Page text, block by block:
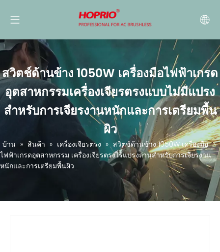
สวิตช์ด้านข้าง 1050W เครื่องมือไฟฟ้าเกรด
อุตสาหกรรมเครื่องเจียรตรงแบบไม่มีแปรง
สำหรับการเจียรงานหนักและการเตรียมพื้น
ผิว
บ้าน » สินค้า » เครื่องเจียรตรง » สวิตช์ด้านข้าง 1050W เครื่องมือ
ไฟฟ้าเกรดอุตสาหกรรม เครื่องเจียรตรงไร้แปรงถ่านสำหรับการเจียรงาน
หนักและการเตรียมพื้นผิว